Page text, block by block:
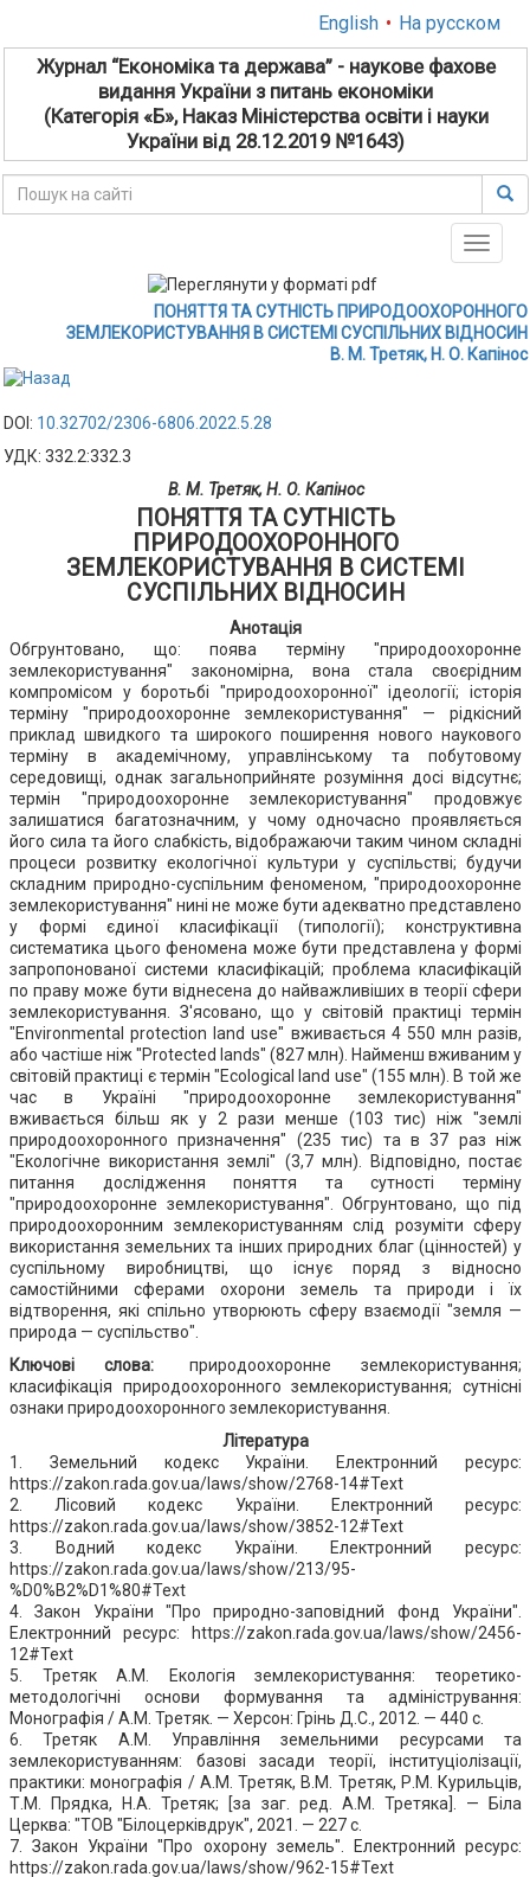
English • На русском
Журнал “Економіка та держава” - наукове фахове
видання України з питань економіки
(Категорія «Б», Наказ Міністерства освіти і науки
України від 28.12.2019 №1643)
Toggle
ПОНЯТТЯ ТА СУТНІСТЬ ПРИРОДООХОРОННОГО
ЗЕМЛЕКОРИСТУВАННЯ В СИСТЕМІ СУСПІЛЬНИХ ВІДНОСИН
В. М. Третяк, Н. О. Капінос
DOI: 10.32702/2306-6806.2022.5.28
УДК: 332.2:332.3
В. М. Третяк, Н. О. Капінос
ПОНЯТТЯ ТА СУТНІСТЬ
ПРИРОДООХОРОННОГО
ЗЕМЛЕКОРИСТУВАННЯ В СИСТЕМІ
СУСПІЛЬНИХ ВІДНОСИН
Анотація
Обгрунтовано, що: поява терміну "природоохоронне
землекористування" закономірна, вона стала своєрідним
компромісом у боротьбі "природоохоронної" ідеології; історія
терміну "природоохоронне землекористування" — рідкісний
приклад швидкого та широкого поширення нового наукового
терміну в академічному, управлінському та побутовому
середовищі, однак загальноприйняте розуміння досі відсутнє;
термін "природоохоронне землекористування" продовжує
залишатися багатозначним, у чому одночасно проявляється
його сила та його слабкість, відображаючи таким чином складні
процеси розвитку екологічної культури у суспільстві; будучи
складним природно-суспільним феноменом, "природоохоронне
землекористування" нині не може бути адекватно представлено
у формі єдиної класифікації (типології); конструктивна
систематика цього феномена може бути представлена у формі
запропонованої системи класифікацій; проблема класифікацій
по праву може бути віднесена до найважливіших в теорії сфери
землекористування. З'ясовано, що у світовій практиці термін
"Environmental protection land use" вживається 4 550 млн разів,
або частіше ніж "Protected lands" (827 млн). Найменш вживаним у
світовій практиці є термін "Ecological land use" (155 млн). В той же
час в Україні "природоохоронне землекористування"
вживається більш як у 2 рази менше (103 тис) ніж "землі
природоохоронного призначення" (235 тис) та в 37 раз ніж
"Екологічне використання землі" (3,7 млн). Відповідно, постає
питання дослідження поняття та сутності терміну
"природоохоронне землекористування". Обгрунтовано, що під
природоохоронним землекористуванням слід розуміти сферу
використання земельних та інших природних благ (цінностей) у
суспільному виробництві, що існує поряд з відносно
самостійними сферами охорони земель та природи і їх
відтворення, які спільно утворюють сферу взаємодії "земля —
природа — суспільство".
Ключові слова:
природоохоронне землекористування;
класифікація природоохоронного землекористування; сутнісні
ознаки природоохоронного землекористування.
Література
1. Земельний кодекс України. Електронний ресурс:
https://zakon.rada.gov.ua/laws/show/2768-14#Text
2. Лісовий кодекс України. Електронний ресурс:
https://zakon.rada.gov.ua/laws/show/3852-12#Text
3. Водний кодекс України. Електронний ресурс:
https://zakon.rada.gov.ua/laws/show/213/95-
%D0%B2%D1%80#Text
4. Закон України "Про природно-заповідний фонд України".
Електронний ресурс: https://zakon.rada.gov.ua/laws/show/2456-
12#Text
5. Третяк А.М. Екологія землекористування: теоретико-
методологічні основи формування та адміністрування:
Монографія / А.М. Третяк. — Херсон: Грінь Д.С., 2012. — 440 с.
6. Третяк А.М. Управління земельними ресурсами та
землекористуванням: базові засади теорії, інституціолізації,
практики: монографія / А.М. Третяк, В.М. Третяк, Р.М. Курильців,
Т.М. Прядка, Н.А. Третяк; [за заг. ред. А.М. Третяка]. — Біла
Церква: "ТОВ "Бiлоцеркiвдрук", 2021. — 227 с.
7. Закон України "Про охорону земель". Електронний ресурс:
https://zakon.rada.gov.ua/laws/show/962-15#Text